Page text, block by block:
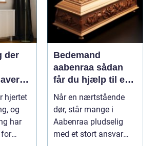
der
hjertet
og
har
Bedemand
aabenraa sådan
får du hjælp til en
værdig afsked
Når en nærtstående
dør, står mange i
Aabenraa pludselig
med et stort ansvar